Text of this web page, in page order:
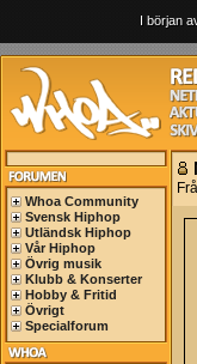
I början
Whoa Community
Svensk Hiphop
Utländsk Hiphop
Vår Hiphop
Övrig musik
Klubb & Konserter
Hobby & Fritid
Övrigt
Specialforum